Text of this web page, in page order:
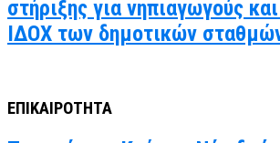
στήριξης για νηπιαγωγούς
ΙΔΟΧ των δημοτικών
ΕΠΙΚΑΙΡΟΤΗΤΑ